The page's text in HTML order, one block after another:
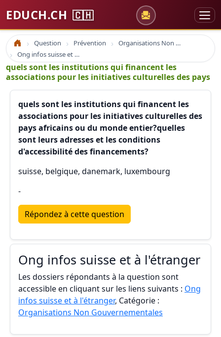
EDUCH.CH 🇨🇭
Accueil Question Prévention
Organisations Non Gouvernementales
Ong infos suisse et à l'étranger
quels sont les institutions qui financent les
associations pour les initiatives culturelles des pays
quels sont les institutions qui financent les
associations pour les initiatives culturelles des
pays africains ou du monde entier?quelles
sont leurs adresses et les conditions
d'accessibilité des financements?
suisse, belgique, danemark, luxembourg
-
Répondez à cette question
Ong infos suisse et à l'étranger
Les dossiers répondants à la question sont
accessible en cliquant sur les liens suivants : Ong
infos suisse et à l'étranger, Catégorie :
Organisations Non Gouvernementales